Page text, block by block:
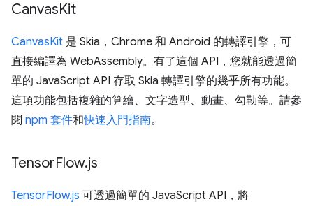
CanvasKit
CanvasKit 是 Skia，Chrome 和 Android 的轉譯引擎，可
直接編譯為 WebAssembly。有了這個 API，您就能透過簡
單的 JavaScript API 存取 Skia 轉譯引擎的幾乎所有功能。
這項功能包括複雜的算繪、文字造型、動畫、勾勒等。請參
閱 npm 套件和快速入門指南。
TensorFlow.js
TensorFlow.js 可透過簡單的 JavaScript API，將